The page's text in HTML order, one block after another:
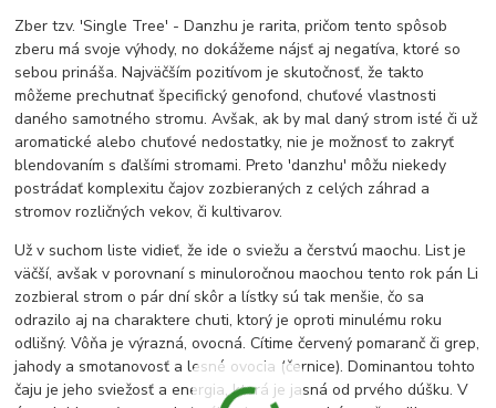
Zber tzv. 'Single Tree' - Danzhu je rarita, pričom tento spôsob
zberu má svoje výhody, no dokážeme nájsť aj negatíva, ktoré so
sebou prináša. Najväčším pozitívom je skutočnosť, že takto
môžeme prechutnať špecifický genofond, chuťové vlastnosti
daného samotného stromu. Avšak, ak by mal daný strom isté či už
aromatické alebo chuťové nedostatky, nie je možnosť to zakryť
blendovaním s ďalšími stromami. Preto 'danzhu' môžu niekedy
postrádať komplexitu čajov zozbieraných z celých záhrad a
stromov rozličných vekov, či kultivarov.
Už v suchom liste vidieť, že ide o sviežu a čerstvú maochu. List je
väčší, avšak v porovnaní s minuloročnou maochou tento rok pán Li
zozbieral strom o pár dní skôr a lístky sú tak menšie, čo sa
odrazilo aj na charaktere chuti, ktorý je oproti minulému roku
odlišný. Vôňa je výrazná, ovocná. Cítime červený pomaranč či grep,
jahody a smotanovosť a lesné ovocia (černice). Dominantou tohto
čaju je jeho sviežosť a energia, ktorá je jasná od prvého dúšku. V